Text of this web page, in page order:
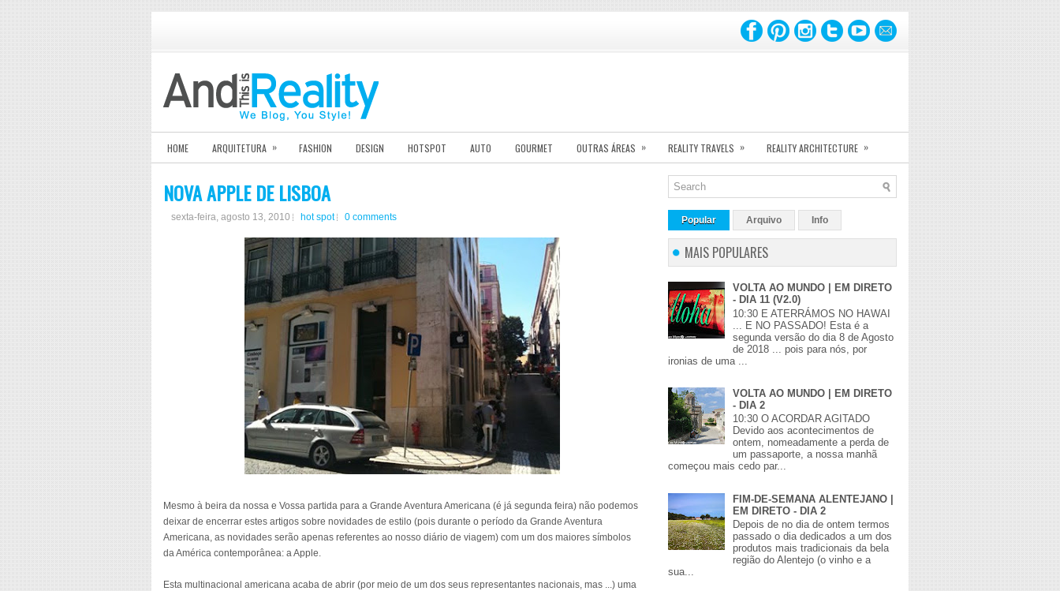
HOME ARQUITETURA » FASHION DESIGN HOTSPOT AUTO GOURMET OUTRAS ÁREAS » REALITY TRAVELS » REALITY ARCHITECTURE »
NOVA APPLE DE LISBOA
sexta-feira, agosto 13, 2010 hot spot 0 comments
Mesmo à beira da nossa e Vossa partida para a Grande Aventura Americana (é já segunda feira) não podemos
deixar de encerrar estes artigos sobre novidades de estilo (pois durante o período da Grande Aventura
Americana, as novidades serão apenas referentes ao nosso diário de viagem) com um dos maiores símbolos
da América contemporânea: a Apple.
Esta multinacional americana acaba de abrir (por meio de um dos seus representantes nacionais, mas ...) uma
Popular Arquivo Info
MAIS POPULARES
VOLTA AO MUNDO | EM DIRETO
- DIA 11 (V2.0)
10:30 E ATERRÁMOS NO HAWAI
... E NO PASSADO! Esta é a
segunda versão do dia 8 de Agosto
de 2018 ... pois para nós, por
ironias de uma ...
VOLTA AO MUNDO | EM DIRETO
- DIA 2
10:30 O ACORDAR AGITADO
Devido aos acontecimentos de
ontem, nomeadamente a perda de
um passaporte, a nossa manhã
começou mais cedo par...
FIM-DE-SEMANA ALENTEJANO |
EM DIRETO - DIA 2
Depois de no dia de ontem termos
passado o dia dedicados a um dos
produtos mais tradicionais da bela
região do Alentejo (o vinho e a
sua...